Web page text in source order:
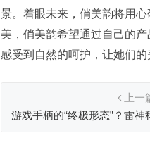
景。着眼未来，俏美韵将用
美，俏美韵希望通过自己的
感受到自然的呵护，让她们的
上一
游戏手柄的“终极形态”？雷